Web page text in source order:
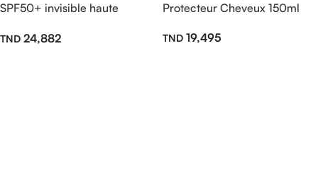
SPF50+ invisible haute
24,882
Protecteur Cheveux 150ml
19,495